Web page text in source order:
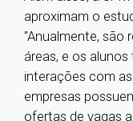
aproximam o
"Anualmente, são
áreas, e os
interações com
empresas
ofertas de vagas